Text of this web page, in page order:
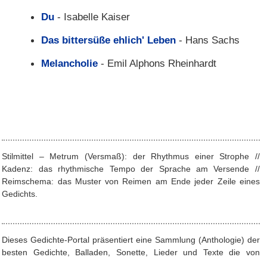
Du- Isabelle Kaiser
Das bittersüße ehlich' Leben- Hans Sachs
Melancholie- Emil Alphons Rheinhardt
Stilmittel – Metrum (Versmaß): der Rhythmus einer Strophe //
Kadenz: das rhythmische Tempo der Sprache am Versende //
Reimschema: das Muster von Reimen am Ende jeder Zeile eines
Gedichts.
Dieses Gedichte-Portal präsentiert eine Sammlung (Anthologie) der
besten Gedichte, Balladen, Sonette, Lieder und Texte die von